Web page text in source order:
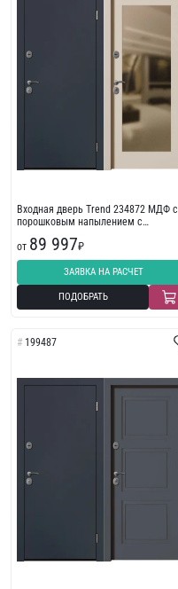
Входная дверь Trend 234872 МДФ с
порошковым напылением с
от 89 997₽
ЗАЯВКА НА РАСЧЕТ
ПОДОБРАТЬ
199487